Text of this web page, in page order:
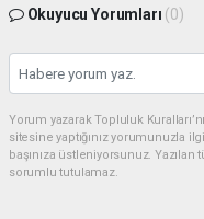
Okuyucu Yorumları (0)
Yorum yazarak Topluluk
sitesine yaptığınız yorumunuzla
başınıza üstleniyorsunuz.
sorumlu tutulamaz.